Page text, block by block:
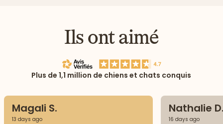
Ils ont aimé
Plus de 1,1 million de chiens et chats conquis
Magali S.
13 days ago
Nathalie
16 days ago